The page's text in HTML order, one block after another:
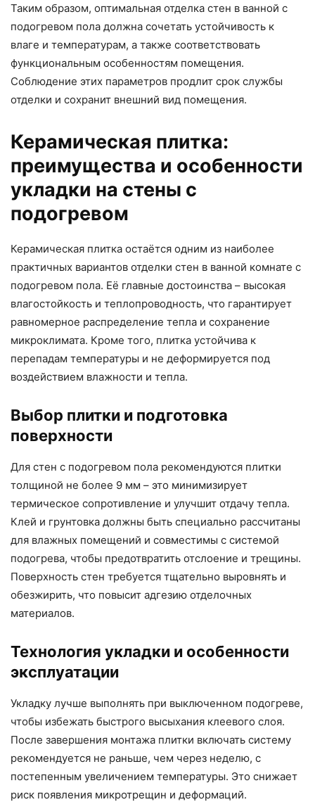
Таким образом, оптимальная отделка стен в ванной с
подогревом пола должна сочетать устойчивость к
влаге и температурам, а также соответствовать
функциональным особенностям помещения.
Соблюдение этих параметров продлит срок службы
отделки и сохранит внешний вид помещения.
Керамическая плитка:
преимущества и особенности
укладки на стены с
подогревом
Керамическая плитка остаётся одним из наиболее
практичных вариантов отделки стен в ванной комнате с
подогревом пола. Её главные достоинства – высокая
влагостойкость и теплопроводность, что гарантирует
равномерное распределение тепла и сохранение
микроклимата. Кроме того, плитка устойчива к
перепадам температуры и не деформируется под
воздействием влажности и тепла.
Выбор плитки и подготовка
поверхности
Для стен с подогревом пола рекомендуются плитки
толщиной не более 9 мм – это минимизирует
термическое сопротивление и улучшит отдачу тепла.
Клей и грунтовка должны быть специально рассчитаны
для влажных помещений и совместимы с системой
подогрева, чтобы предотвратить отслоение и трещины.
Поверхность стен требуется тщательно выровнять и
обезжирить, что повысит адгезию отделочных
материалов.
Технология укладки и особенности
эксплуатации
Укладку лучше выполнять при выключенном подогреве,
чтобы избежать быстрого высыхания клеевого слоя.
После завершения монтажа плитки включать систему
рекомендуется не раньше, чем через неделю, с
постепенным увеличением температуры. Это снижает
риск появления микротрещин и деформаций.